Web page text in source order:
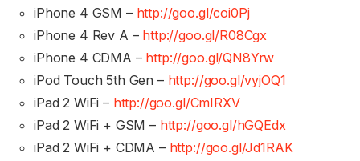
iPhone 4 GSM – http://goo.gl/coi0Pj
iPhone 4 Rev A – http://goo.gl/R08Cgx
iPhone 4 CDMA – http://goo.gl/QN8Yrw
iPod Touch 5th Gen – http://goo.gl/vyjOQ1
iPad 2 WiFi – http://goo.gl/CmIRXV
iPad 2 WiFi + GSM – http://goo.gl/hGQEdx
iPad 2 WiFi + CDMA – http://goo.gl/Jd1RAK